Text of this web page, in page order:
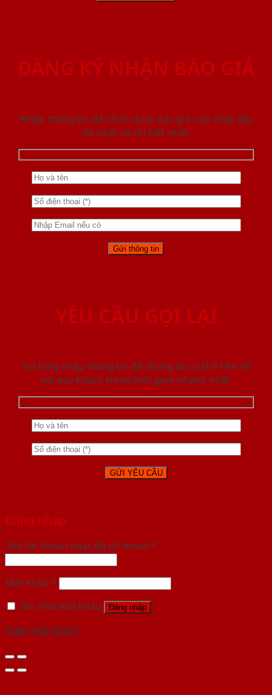
ĐĂNG KÝ NHẬN BÁO GIÁ
Nhập thông tin để nhận được báo giá mới nhât đầy
đủ nhất và chi tiết nhất.
YÊU CẦU GỌI LẠI
Vui lòng nhập thông tin để chúng tôi có thể liên hệ
với quý khách trong thời gian nhanh nhất.
Đăng nhập
Tên tài khoản hoặc địa chỉ email *
Mật khẩu *
Ghi nhớ mật khẩu
Đăng nhập
Quên mật khẩu?